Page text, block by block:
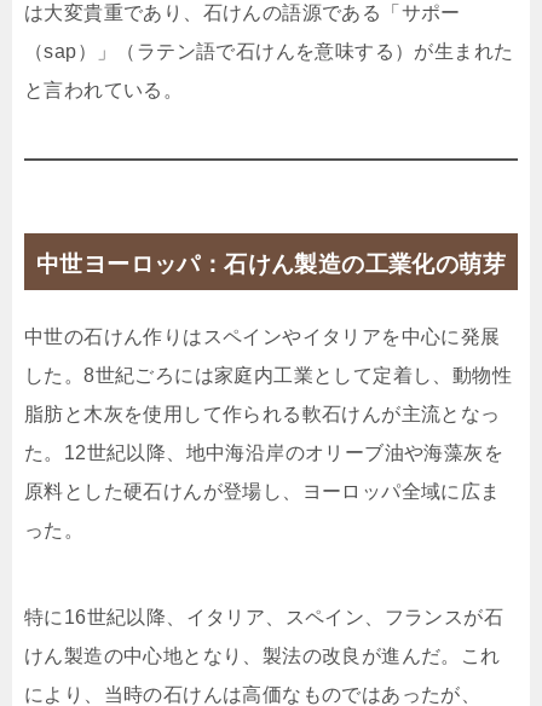
は大変貴重であり、石けんの語源である「サポー
（sap）」（ラテン語で石けんを意味する）が生まれた
と言われている。
中世ヨーロッパ：石けん製造の工業化の萌芽
中世の石けん作りはスペインやイタリアを中心に発展
した。8世紀ごろには家庭内工業として定着し、動物性
脂肪と木灰を使用して作られる軟石けんが主流となっ
た。12世紀以降、地中海沿岸のオリーブ油や海藻灰を
原料とした硬石けんが登場し、ヨーロッパ全域に広ま
った。
特に16世紀以降、イタリア、スペイン、フランスが石
けん製造の中心地となり、製法の改良が進んだ。これ
により、当時の石けんは高価なものではあったが、